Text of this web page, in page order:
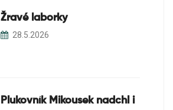
Žravé laborky
28.5.2026
Plukovník Mikousek nadchl i